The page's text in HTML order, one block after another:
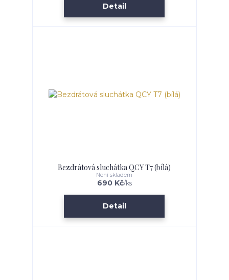
Detail
Bezdrátová sluchátka QCY T7 (bílá)
690 Kč/ks
Není skladem
Detail